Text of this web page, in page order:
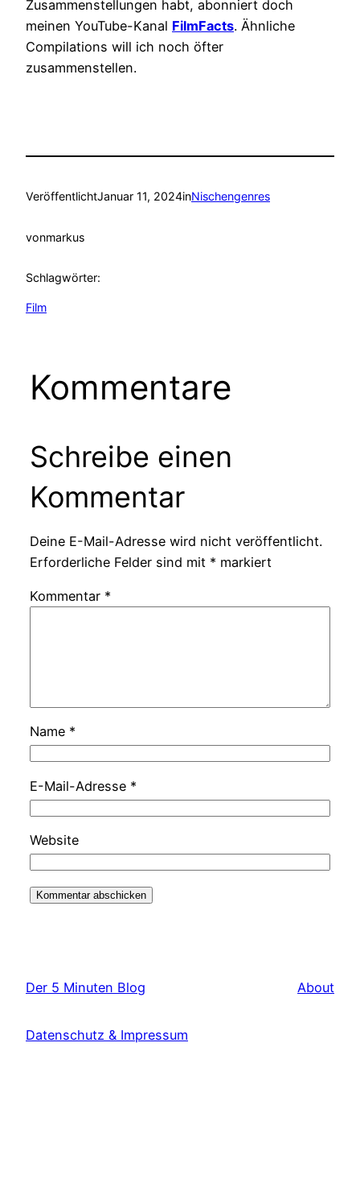
Zusammenstellungen habt, abonniert doch
meinen YouTube-Kanal FilmFacts. Ähnliche
Compilations will ich noch öfter
zusammenstellen.
VeröffentlichtJanuar 11, 2024inNischengenres
vonmarkus
Schlagwörter:
Film
Kommentare
Schreibe einen
Kommentar
Deine E-Mail-Adresse wird nicht veröffentlicht.
Erforderliche Felder sind mit * markiert
Kommentar *
Name *
E-Mail-Adresse *
Website
Der 5 Minuten Blog About
Datenschutz & Impressum